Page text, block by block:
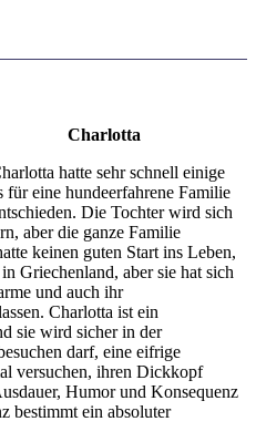
Charlotta
hatte sehr schnell einige
für eine hundeerfahrene Familie
Die Tochter wird sich
aber die ganze Familie
keinen guten Start ins Leben,
Griechenland, aber sie hat sich
und auch ihr
Charlotta ist ein
sie wird sicher in der
darf, eine eifrige
versuchen, ihren Dickkopf
Humor und Konsequenz
bestimmt ein absoluter